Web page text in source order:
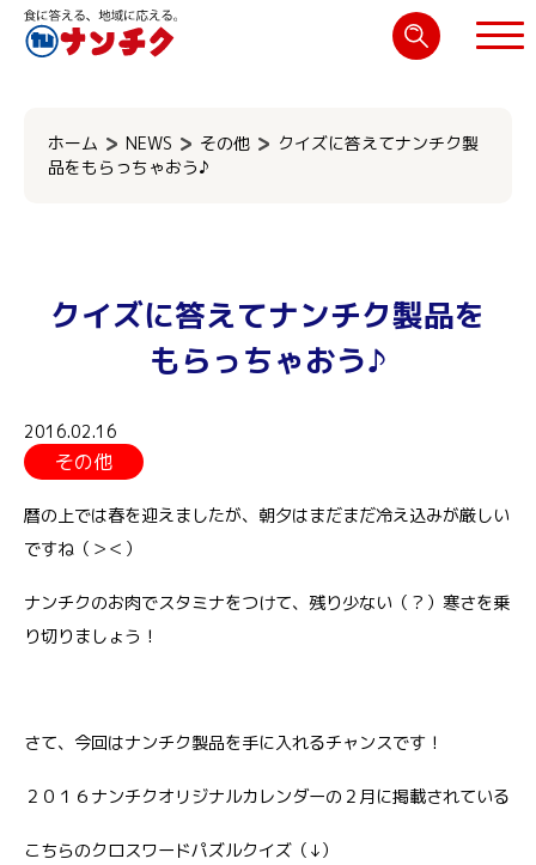
ホーム NEWS その他
クイズに答えてナンチク製
品をもらっちゃおう♪
クイズに答えてナンチク製品を
もらっちゃおう♪
2016.02.16
その他
暦の上では春を迎えましたが、朝夕はまだまだ冷え込みが厳しい
ですね（＞＜）
ナンチクのお肉でスタミナをつけて、残り少ない（？）寒さを乗
り切りましょう！
さて、今回はナンチク製品を手に入れるチャンスです！
２０１６ナンチクオリジナルカレンダーの２月に掲載されている
こちらのクロスワードパズルクイズ（↓）